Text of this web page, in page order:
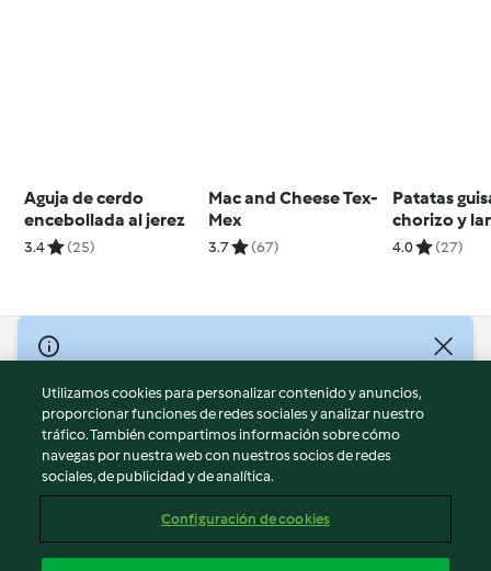
Aguja de cerdo
encebollada al jerez
3.4 (25)
Mac and Cheese Tex-
Mex
3.7 (67)
Patatas
chorizo y
4.0 (27)
© Copyright 2026
Términos de uso
Política de privacidad
Aviso legal
Información legal
Reportar contenido
Utilizamos cookies para personalizar contenido y anuncios,
proporcionar funciones de redes sociales y analizar nuestro
tráfico. También compartimos información sobre cómo
navegas por nuestra web con nuestros socios de redes
sociales, de publicidad y de analítica.
Configuración de cookies